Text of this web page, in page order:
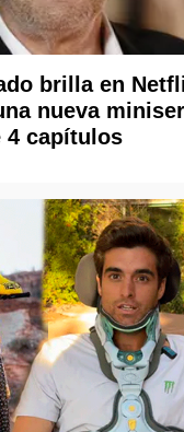
brilla en
nueva
4 capítulos